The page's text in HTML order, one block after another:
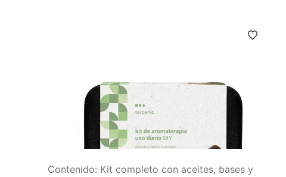
Contenido: Kit completo con aceites, bases y